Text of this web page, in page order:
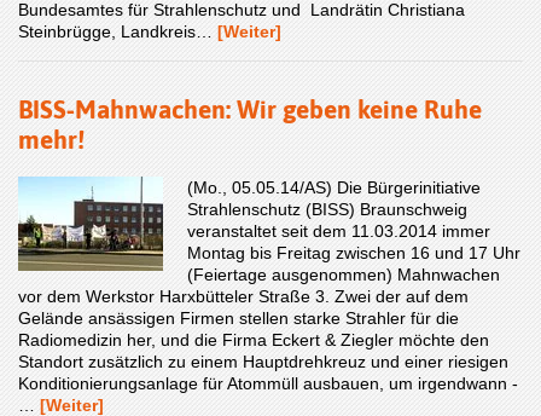
Bundesamtes für Strahlenschutz und Landrätin Christiana
Steinbrügge, Landkreis… [Weiter]
BISS-Mahnwachen: Wir geben keine Ruhe
mehr!
(Mo., 05.05.14/AS) Die Bürgerinitiative
Strahlenschutz (BISS) Braunschweig
veranstaltet seit dem 11.03.2014 immer
Montag bis Freitag zwischen 16 und 17 Uhr
(Feiertage ausgenommen) Mahnwachen
vor dem Werkstor Harxbütteler Straße 3. Zwei der auf dem
Gelände ansässigen Firmen stellen starke Strahler für die
Radiomedizin her, und die Firma Eckert & Ziegler möchte den
Standort zusätzlich zu einem Hauptdrehkreuz und einer riesigen
Konditionierungsanlage für Atommüll ausbauen, um irgendwann -
[Weiter]